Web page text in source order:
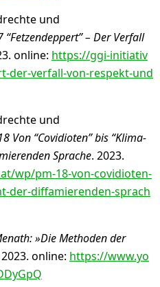
und
“Fetzendeppert” – Der Verfall
online: https://ggi-initiativ
der-verfall-von-respekt-und
und
Von “Covidioten” bis “Klima-
Sprache. 2023.
wp/pm-18-von-covidioten-
der-diffamierenden-sprach
»Die Methoden der
online: https://www.yo